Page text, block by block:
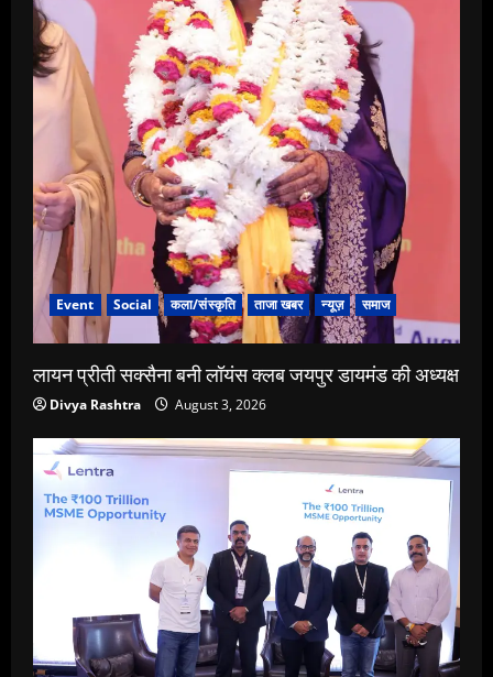
Event Social कला/संस्कृति ताजा खबर न्यूज़ समाज
लायन प्रीती सक्सैना बनी लॉयंस क्लब जयपुर डायमंड की अध्यक्ष
Divya Rashtra August 3, 2026